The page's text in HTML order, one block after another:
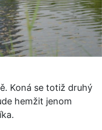
Koná se totiž druhý
hemžit jenom